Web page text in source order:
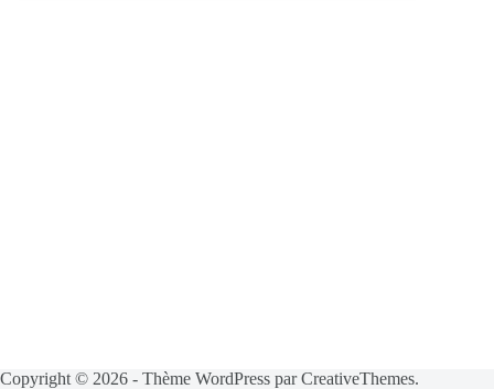
Copyright © 2026 - Thème WordPress parCreativeThemes.